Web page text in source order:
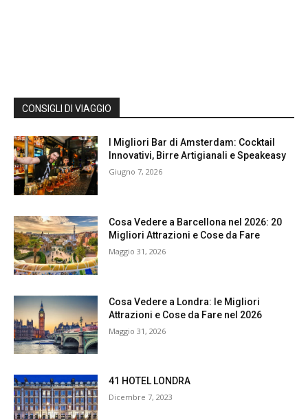
CONSIGLI DI VIAGGIO
I Migliori Bar di Amsterdam: Cocktail
Innovativi, Birre Artigianali e Speakeasy
Giugno 7, 2026
Cosa Vedere a Barcellona nel 2026: 20
Migliori Attrazioni e Cose da Fare
Maggio 31, 2026
Cosa Vedere a Londra: le Migliori
Attrazioni e Cose da Fare nel 2026
Maggio 31, 2026
41 HOTEL LONDRA
Dicembre 7, 2023